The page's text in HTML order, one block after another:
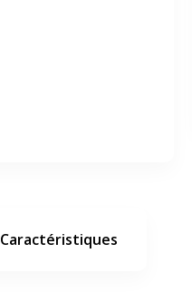
Caractéristiques